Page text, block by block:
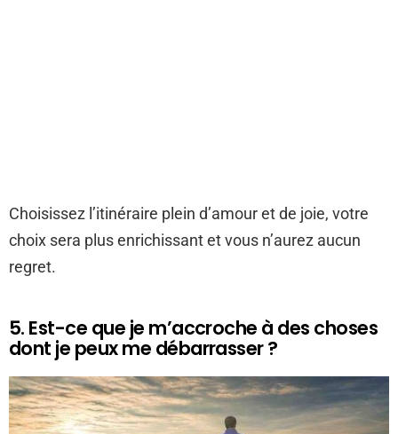
Choisissez l’itinéraire plein d’amour et de joie, votre
choix sera plus enrichissant et vous n’aurez aucun
regret.
5. Est-ce que je m’accroche à des choses
dont je peux me débarrasser ?